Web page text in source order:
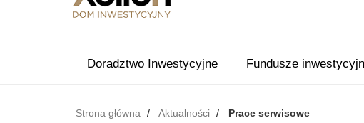
Doradztwo Inwestycyjne Fundusze
Strona główna Aktualności Prace serwisowe